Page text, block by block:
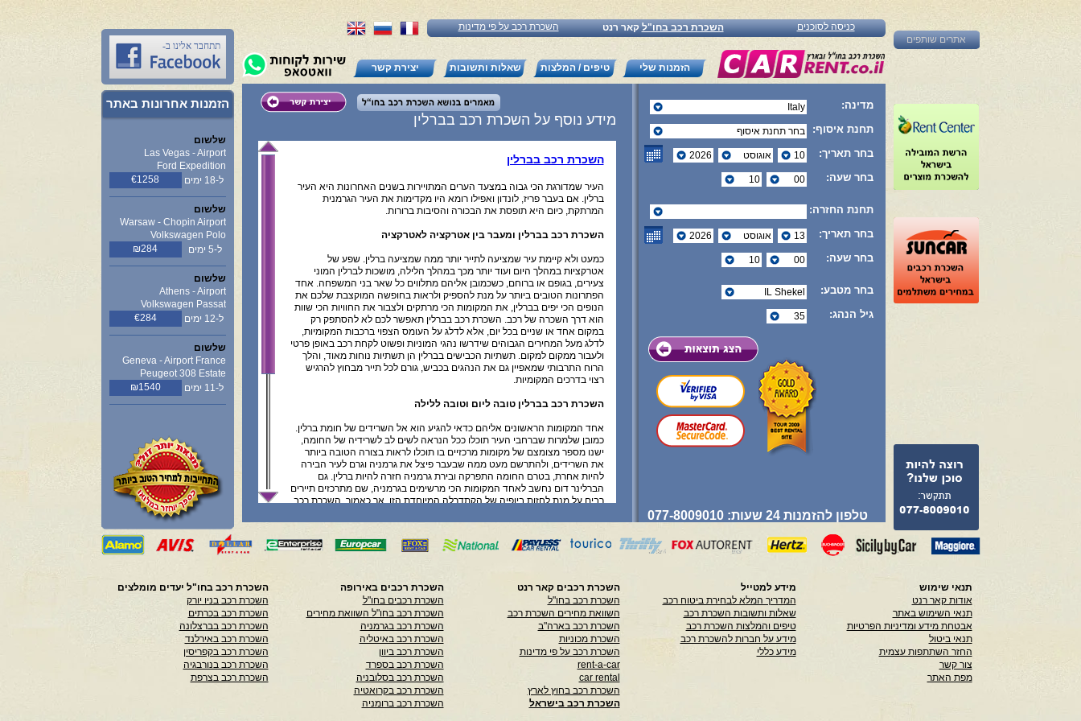
תתחבר אלינו ב-
הזמנות אחרונות באתר
שלשום
Las Vegas - Airport
Ford Expedition
€1258
ל-18 ימים
שלשום
Warsaw - Chopin Airport
Volkswagen Polo
₪284
ל-5 ימים
שלשום
Athens - Airport
Volkswagen Passat
€284
ל-12 ימים
שלשום
Geneva - Airport France
Peugeot 308 Estate
₪1540
ל-11 ימים
השכרת רכב על פי מדינות השכרת רכב בחו"לקאר רנט כניסה לסוכנים
הזמנות שלי טיפים / המלצות שאלות ותשובות יצירת קשר
מידע נוסף על השכרת רכב בברלין
השכרת רכב בברלין
העיר שמדורגת הכי גבוה במצעד הערים המתויירות בשנים האחרונות היא העיר
ברלין. אם בעבר פריז, לונדון ואפילו רומא היו מקדימות את העיר הגרמנית
המרתקת, כיום היא תופסת את הבכורה והסיבות ברורות.
השכרת רכב בברלין ומעבר בין אטרקציה לאטרקציה
כמעט ולא קיימת עיר שמציעה לתייר יותר ממה שמציעה ברלין. שפע של
אטרקציות במהלך היום ועוד יותר מכך במהלך הלילה, מושכות לברלין המוני
צעירים, בגופם או ברוחם, כשכמובן אליהם מתלווים כל שאר בני המשפחה. אחד
הפתרונות הטובים ביותר על מנת להספיק ולראות בחופשה המוקצבת שלכם את
הנופים הכי יפים בברלין, את המקומות הכי מרתקים ולצבור את החוויות הכי שוות
הוא דרך השכרה של רכב. השכרת רכב בברלין תאפשר לכם לא להסתפק רק
במקום אחד או שניים בכל יום, אלא לדלג על העומס הצפוי ברכבות המקומיות,
לדלג מעל המחירים הגבוהים שידרשו נהגי המוניות ופשוט לקחת רכב באופן פרטי
ולעבור ממקום למקום. תשתיות הכבישים בברלין הן תשתיות נוחות מאוד, והלך
הרוח התרבותי שמאפיין גם את הנהגים בכביש, גורם לכל תייר מבחוץ להרגיש
רצוי בדרכים המקומיות.
השכרת רכב בברלין טובה ליום וטובה ללילה
אחד המקומות הראשונים אליהם כדאי להגיע הוא אל השרידים של חומת ברלין.
כמובן שלמרות שברחבי העיר תוכלו ככל הנראה לשים לב לשרידיה של החומה,
ישנו מספר מצומצם של מקומות מרכזיים בו תוכלו לראות בצורה הטובה ביותר
את השרידים, ולהתרשם מעט ממה שבעבר פיצל את גרמניה וגרם לעיר הבירה
להיות אחרת, בטרם החומה התפרקה ובירת גרמניה חזרה להיות ברלין. גם
הברלינר דום נחשב לאחד המקומות הכי מרשימים בגרמניה, שם מתרכזים תיירים
רבים על מנת לחזות ביופיה של הקתדרלה המיוחדת הזו. אך כאמור, השכרת רכב
אלא גם במהלך הלילה. מועדונים, מסעדות, בתי קפה וברים רבים, כולם נמצאים
בעיר הזו ורק מחכים לתיירים שיגיעו כדי לשלב כוחות עם התושבים המקומיים על
מנת לערוך חגיגות ובילויים משותפים.
קרא עוד
כל המידע המפורט כאן בהמשך, לרבות בנוגע לביצוע, שינוי וביטול הזמנות, הינו
בכפוף לתנאי השימוש ותקנון האתר וכן בכפוף לאישורו ולתנאי התקשרות עם
ספק רלוונטי. למעט ההפניה למחלקת הלקוחות שלנו אין לראות במדיע המפורט
בהמשך ייעוץ או הוראה לפעולה, הינו מידע התחלתי כללי בלבד, אנו לא נושאים
באחריות כלשהי לדיוקו או שלמותו והשימוש במדיע זה הינו על אחריות המשתמש
בלבד.
מדינה:
תחנת איסוף:
בחר תאריך:
בחר שעה:
תחנת החזרה:
בחר תאריך:
בחר שעה:
בחר מטבע:
גיל הנהג:
טלפון להזמנות 24 שעות: 077-8009010
אתרים שותפים
תנאי שימוש
אודות קאר רנט
תנאי השימוש באתר
אבטחת מידע ומדיניות הפרטיות
תנאי ביטול
החזר השתתפות עצמית
צור קשר
מפת האתר
מידע למטייל
המדריך המלא לבחירת ביטוח רכב
שאלות ותשובות השכרת רכב
טיפים והמלצות השכרת רכב
מידע על חברות להשכרת רכב
מידע כללי
השכרת רכבים קאר רנט
השכרת רכב בחו"ל
השוואת מחירים השכרת רכב
השכרת רכב בארה"ב
השכרת מכוניות
השכרת רכב על פי מדינות
rent-a-car
car rental
השכרת רכב בחוץ לארץ
השכרת רכב בישראל
השכרת רכבים באירופה
השכרת רכבים בחו"ל
השכרת רכב בחו"ל השוואת מחירים
השכרת רכב בגרמניה
השכרת רכב באיטליה
השכרת רכב ביוון
השכרת רכב בספרד
השכרת רכב בסלובניה
השכרת רכב בקרואטיה
השכרת רכב ברומניה
השכרת רכב בחו"ל יעדים מומלצים
השכרת רכב בניו יורק
השכרת רכב בכרתים
השכרת רכב בברצלונה
השכרת רכב באירלנד
השכרת רכב בקפריסין
השכרת רכב בנורבגיה
השכרת רכב בצרפת